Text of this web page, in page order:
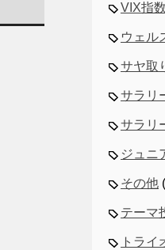
VIX指
ウェル
サヤ取
サラリ
サラリ
ジュニ
その他
テーマ
トライ